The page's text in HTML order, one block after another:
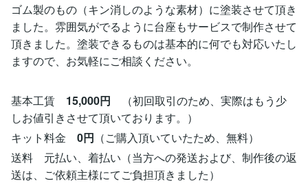
ゴム製のもの（キン消しのような素材）に塗装させて頂き
ました。雰囲気がでるように台座もサービスで制作させて
頂きました。塗装できるものは基本的に何でも対応いたし
ますので、お気軽にご相談ください。
基本工賃 15,000円 （初回取引のため、実際はもう少
しお値引きさせて頂いております。）
キット料金 0円 （ご購入頂いていたため、無料）
送料 元払い、着払い（当方への発送および、制作後の返
送は、ご依頼主様にてご負担頂きました）